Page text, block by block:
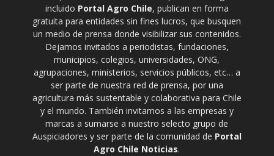
incluido Portal Agro Chile, publican en forma
gratuita para entidades sin fines lucros, que busquen
un medio de prensa donde visibilizar sus contenidos.
Dejamos invitados a periodistas, fundaciones,
municipios, colegios, universidades, ONG,
agrupaciones, ministerios, servicios públicos, etc… a
ser parte de nuestra red de prensa, por una
agricultura más sustentable y colaborativa para Chile
y el mundo. También invitamos a las empresas y
marcas a sumarse a nuestro selecto grupo de
Auspiciadores y ser parte de la comunidad de Portal
Agro Chile Noticias.